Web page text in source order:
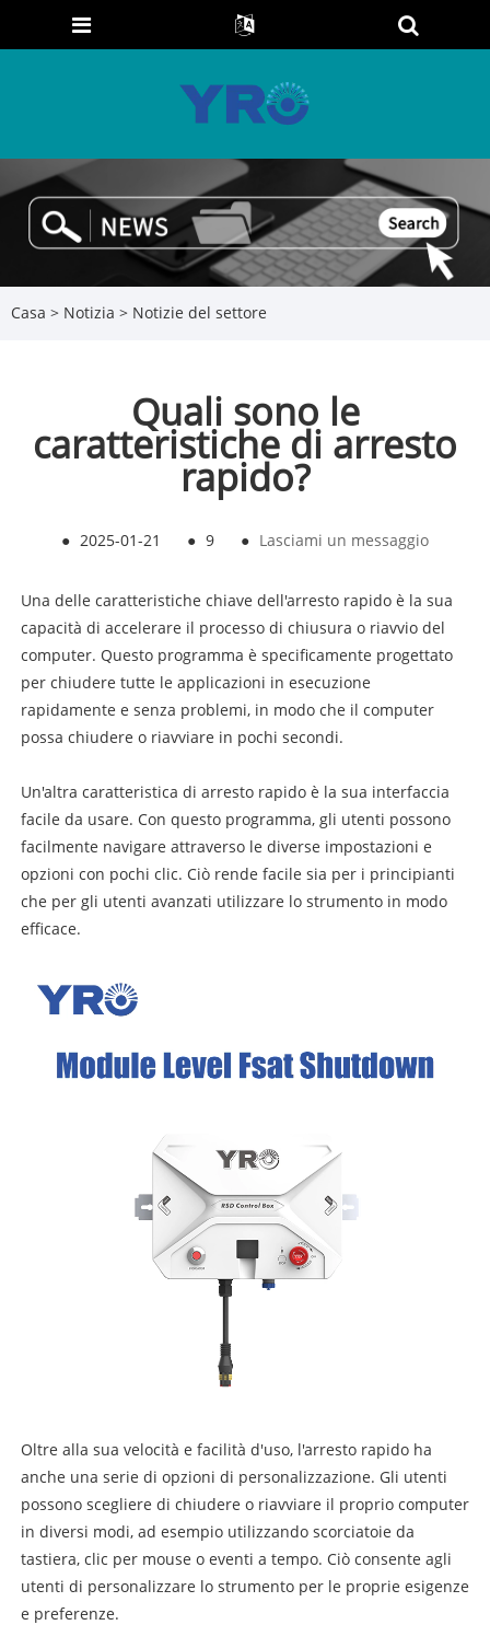
Casa > Notizia > Notizie del settore
Quali sono le
caratteristiche di arresto
rapido?
● 2025-01-21 ● 9 ● Lasciami un messaggio
Una delle caratteristiche chiave dell'arresto rapido è la sua
capacità di accelerare il processo di chiusura o riavvio del
computer. Questo programma è specificamente progettato
per chiudere tutte le applicazioni in esecuzione
rapidamente e senza problemi, in modo che il computer
possa chiudere o riavviare in pochi secondi.
Un'altra caratteristica di arresto rapido è la sua interfaccia
facile da usare. Con questo programma, gli utenti possono
facilmente navigare attraverso le diverse impostazioni e
opzioni con pochi clic. Ciò rende facile sia per i principianti
che per gli utenti avanzati utilizzare lo strumento in modo
efficace.
Oltre alla sua velocità e facilità d'uso, l'arresto rapido ha
anche una serie di opzioni di personalizzazione. Gli utenti
possono scegliere di chiudere o riavviare il proprio computer
in diversi modi, ad esempio utilizzando scorciatoie da
tastiera, clic per mouse o eventi a tempo. Ciò consente agli
utenti di personalizzare lo strumento per le proprie esigenze
e preferenze.